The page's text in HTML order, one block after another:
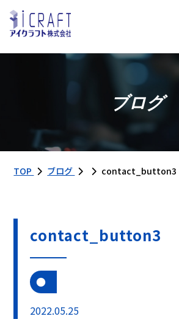
ブログ
TOP ブログ contact_button3
contact_button3
2022.05.25